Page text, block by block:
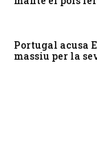
Portugal acusa
massiu per la